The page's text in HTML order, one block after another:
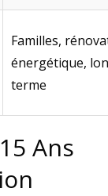
Familles,
énergétique,
terme
Ans